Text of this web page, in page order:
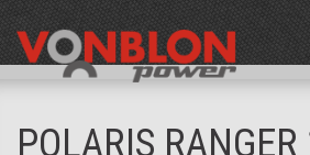
POLARIS